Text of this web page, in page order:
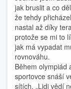
jak bruslit a co
že tehdy
nastal až díky
protože se mi to
jak má vypadat
rovnováhu.
Během olympiád
sportovce snáší
sítích. „Lidi vědí